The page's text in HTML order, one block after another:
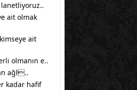
ait olmak
ait
olmanın e..
ağl..
kadar hafif